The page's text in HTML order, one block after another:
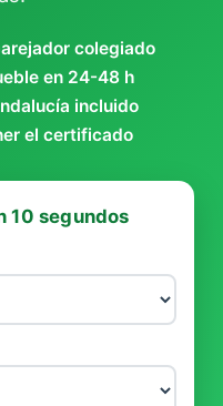
colegiado
en 24-48 h
incluido
el certificado
10 segundos